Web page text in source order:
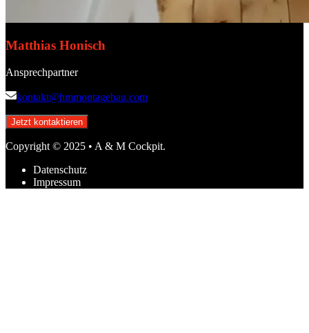
Matthias Honisch
Ansprechpartner
kontakt@hmmontagebau.com
Jetzt kontaktieren
Copyright © 2025 • A & M Cockpit.
Datenschutz
Impressum